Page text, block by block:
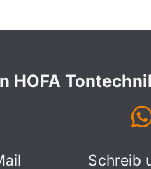
HOFA
Schreib